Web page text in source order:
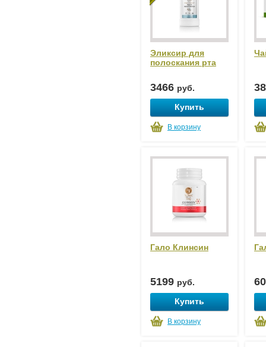
Эликсир для
полоскания рта
3466 руб.
Купить
В корзину
Гало Клинсин
5199 руб.
Купить
В корзину